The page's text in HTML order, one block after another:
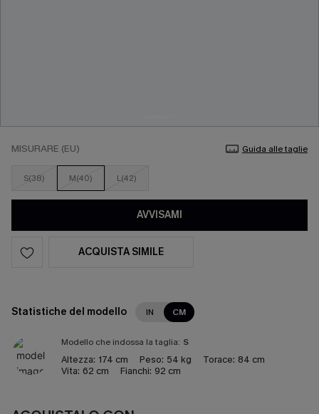
MISURARE (EU) Guida alle taglie
S(38) M(40) L(42)
AVVISAMI
ACQUISTA SIMILE
Statistiche del modello IN CM
Modello che indossa la taglia: S
Altezza: 174 cm Peso: 54 kg Torace: 84 cm
Vita: 62 cm Fianchi: 92 cm